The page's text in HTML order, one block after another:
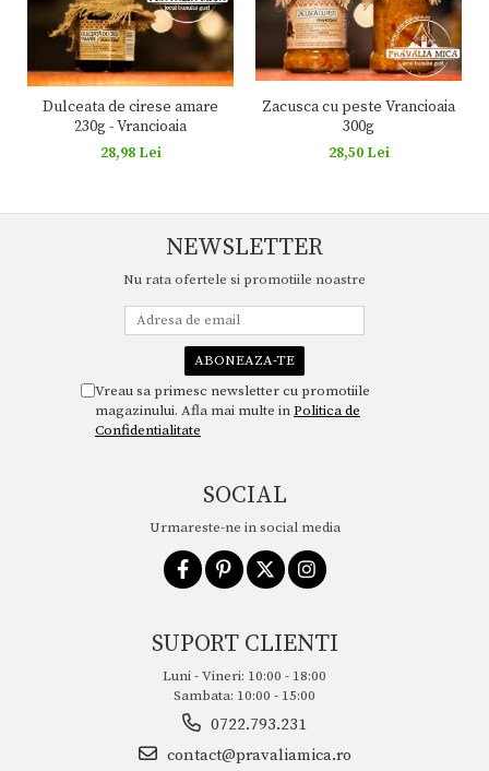
Dulceata de cirese amare
230g - Vrancioaia
28,98 Lei
Zacusca cu peste Vrancioaia
300g
28,50 Lei
NEWSLETTER
Nu rata ofertele si promotiile noastre
Vreau sa primesc newsletter cu promotiile
magazinului. Afla mai multe inPolitica de
Confidentialitate
SOCIAL
Urmareste-ne in social media
SUPORT CLIENTI
Luni - Vineri: 10:00 - 18:00
Sambata: 10:00 - 15:00
0722.793.231
contact@pravaliamica.ro